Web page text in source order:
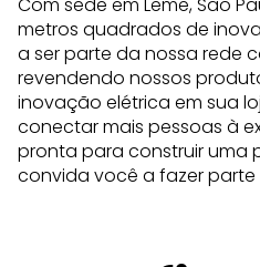
metros quadrados de
a ser parte da nossa rede
revendendo nossos
inovação elétrica em sua
conectar mais pessoas à
pronta para construir uma
convida você a fazer